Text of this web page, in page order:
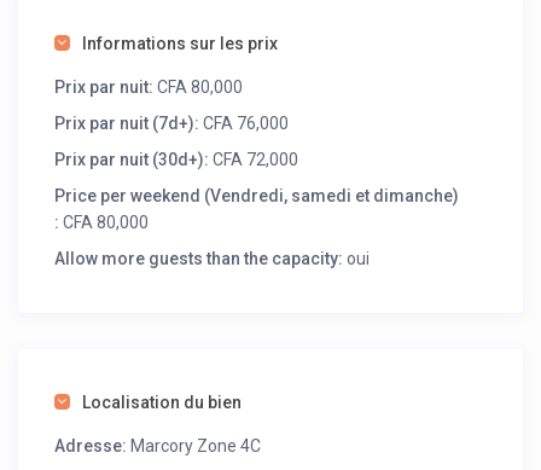
gamme.Informations sur les prix
Prix par nuit: CFA 80,000
Prix par nuit (7d+): CFA 76,000
Prix par nuit (30d+): CFA 72,000
Price per weekend (Vendredi, samedi et dimanche)
: CFA 80,000
Allow more guests than the capacity:oui
Localisation du bien
Adresse: Marcory Zone 4C